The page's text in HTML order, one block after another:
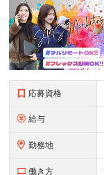
応募資格
給与
勤務地
働き方